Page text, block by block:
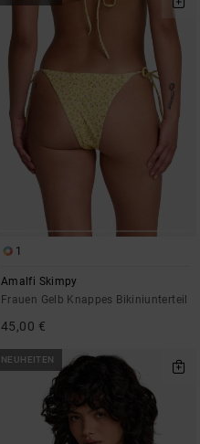
1
Amalfi Skimpy
Frauen Gelb Knappes Bikiniunterteil
45,00 €
NEUHEITEN